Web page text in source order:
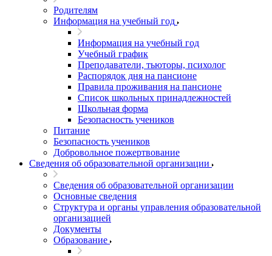
Родителям
Информация на учебный год
Информация на учебный год
Учебный график
Преподаватели, тьюторы, психолог
Распорядок дня на пансионе
Правила проживания на пансионе
Список школьных принадлежностей
Школьная форма
Безопасность учеников
Питание
Безопасность учеников
Добровольное пожертвование
Сведения об образовательной организации
Сведения об образовательной организации
Основные сведения
Структура и органы управления образовательной
организацией
Документы
Образование